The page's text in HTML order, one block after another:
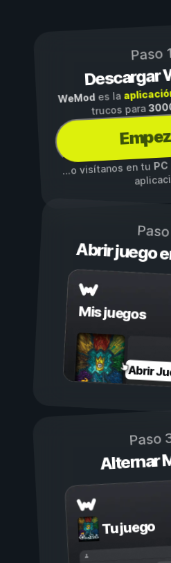
Paso 1
Descargar
WeMod es la
trucos para
...o visítanos en tuPC
Abrir juego
Mis juegos
Abrir
Paso
Alternar
Tu juego